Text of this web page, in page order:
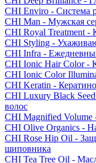
CHI Enviro - Система
CHI Man - Мужская
CHI Royal Treatment -
CHI Styling -
CHI Infra -
CHI Ionic Hair Color -
CHI Ionic Color
CHI Keratin -
CHI Luxury Black
волос
CHI Magnified Volume
CHI Olive Organics -
CHI Rose Hip Oil -
шиповника
CHI Tea Tree Oil -